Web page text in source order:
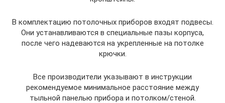
В комплектацию потолочных приборов входят подвесы.
Они устанавливаются в специальные пазы корпуса,
после чего надеваются на укрепленные на потолке
крючки.
Все производители указывают в инструкции
рекомендуемое минимальное расстояние между
тыльной панелью прибора и потолком/стеной.